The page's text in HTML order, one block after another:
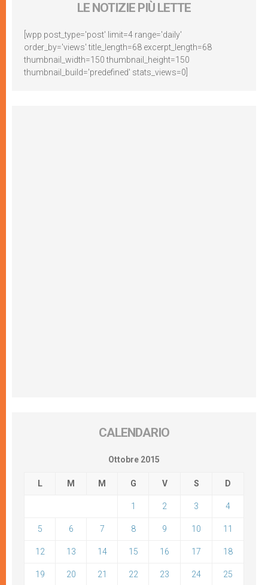
LE NOTIZIE PIÙ LETTE
[wpp post_type='post' limit=4 range='daily'
order_by='views' title_length=68 excerpt_length=68
thumbnail_width=150 thumbnail_height=150
thumbnail_build='predefined' stats_views=0]
CALENDARIO
Ottobre 2015
L M M G V S D
1 2 3 4
5 6 7 8 9 10 11
12 13 14 15 16 17 18
19 20 21 22 23 24 25